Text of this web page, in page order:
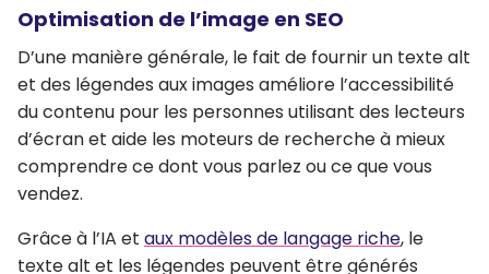
Optimisation de l’image en SEO
D’une manière générale, le fait de fournir un texte alt
et des légendes aux images améliore l’accessibilité
du contenu pour les personnes utilisant des lecteurs
d’écran et aide les moteurs de recherche à mieux
comprendre ce dont vous parlez ou ce que vous
vendez.
Grâce à l’IA et aux modèles de langage riche, le
texte alt et les légendes peuvent être générés